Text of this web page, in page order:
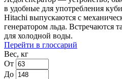
в удобные для употребления
Hitachi выпускаются с
генератором льда. Встречаются
для холодной воды.
Перейти в глоссарий
Вес, кг
От
До